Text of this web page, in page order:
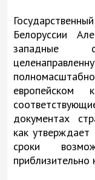
Белоруссии
западные
европейском
документах
как утверждает
сроки
приблизительно